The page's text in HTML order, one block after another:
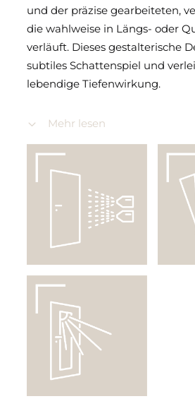
und der präzise gearbeiteten,
die wahlweise in Längs- oder
verläuft. Dieses gestalterische
subtiles Schattenspiel und
lebendige Tiefenwirkung.
Durch die elegante Struktur
Formgebung eignen sich
Anspruch.
Mehr lesen